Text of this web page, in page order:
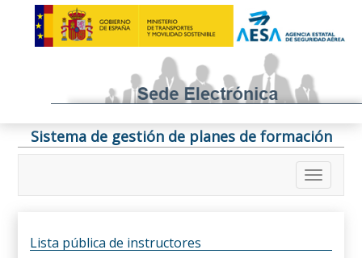
Sistema de gestión de planes de formación
Lista pública de instructores